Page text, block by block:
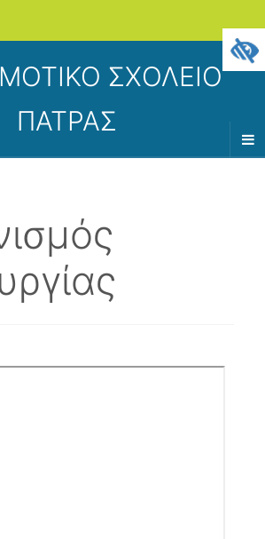
ΣΧΟΛΕΙΟ
ΠΑΤΡΑΣ